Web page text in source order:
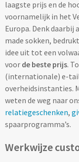
Overige tassen
Autotassen
Crossbody tassen
Fietstassen
Heuptassen
Custom made
Custom made
Custom made
Custom made
Home &
Home &
Alle
Alle
Sagaform
Swiss Peak
Vinga
XD Design
laagste prijs en de
voornamelijk in het
Europa. Denk daarbij
made sokken,
idee uit tot een
voor de beste prijs.
(internationale) e-
overheidsinstanties.
weten de weg naar
relatiegeschenken,
spaarprogramma’s.
Werkwijze